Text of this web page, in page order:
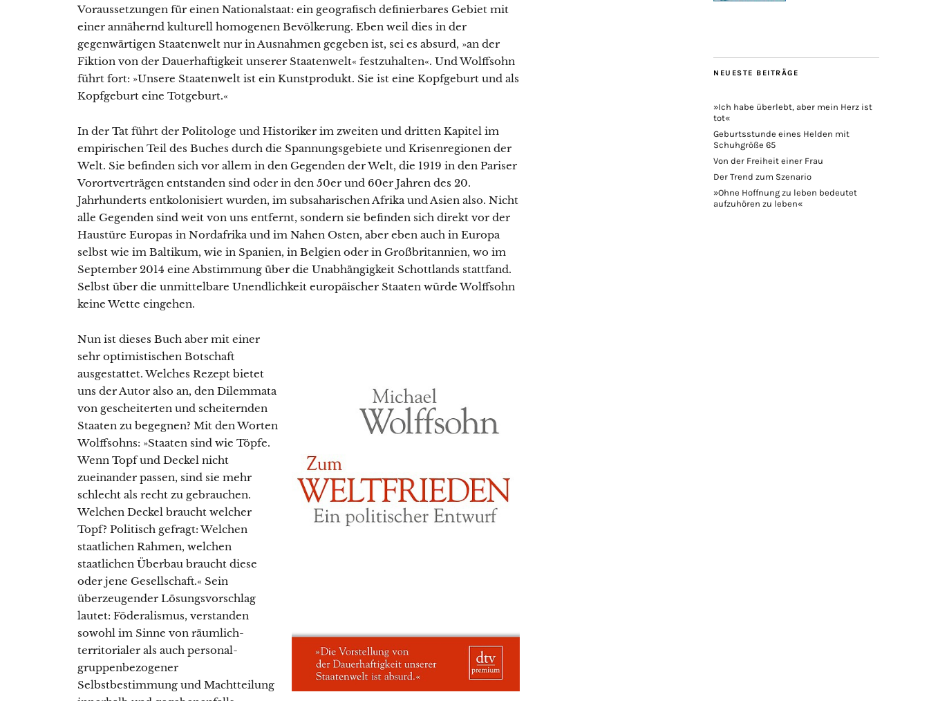
Voraussetzungen für einen Nationalstaat: ein geografisch definierbares Gebiet mit
einer annähernd kulturell homogenen Bevölkerung. Eben weil dies in der
gegenwärtigen Staatenwelt nur in Ausnahmen gegeben ist, sei es absurd, »an der
Fiktion von der Dauerhaftigkeit unserer Staatenwelt« festzuhalten«. Und Wolffsohn
führt fort: »Unsere Staatenwelt ist ein Kunstprodukt. Sie ist eine Kopfgeburt und als
Kopfgeburt eine Totgeburt.«
In der Tat führt der Politologe und Historiker im zweiten und dritten Kapitel im
empirischen Teil des Buches durch die Spannungsgebiete und Krisenregionen der
Welt. Sie befinden sich vor allem in den Gegenden der Welt, die 1919 in den Pariser
Vorortverträgen entstanden sind oder in den 50er und 60er Jahren des 20.
Jahrhunderts entkolonisiert wurden, im subsaharischen Afrika und Asien also. Nicht
alle Gegenden sind weit von uns entfernt, sondern sie befinden sich direkt vor der
Haustüre Europas in Nordafrika und im Nahen Osten, aber eben auch in Europa
selbst wie im Baltikum, wie in Spanien, in Belgien oder in Großbritannien, wo im
September 2014 eine Abstimmung über die Unabhängigkeit Schottlands stattfand.
Selbst über die unmittelbare Unendlichkeit europäischer Staaten würde Wolffsohn
keine Wette eingehen.
Nun ist dieses Buch aber mit einer
sehr optimistischen Botschaft
ausgestattet. Welches Rezept bietet
uns der Autor also an, den Dilemmata
von gescheiterten und scheiternden
Staaten zu begegnen? Mit den Worten
Wolffsohns: »Staaten sind wie Töpfe.
Wenn Topf und Deckel nicht
zueinander passen, sind sie mehr
schlecht als recht zu gebrauchen.
Welchen Deckel braucht welcher
Topf? Politisch gefragt: Welchen
staatlichen Rahmen, welchen
staatlichen Überbau braucht diese
oder jene Gesellschaft.« Sein
überzeugender Lösungsvorschlag
lautet: Föderalismus, verstanden
sowohl im Sinne von räumlich-
territorialer als auch personal-
gruppenbezogener
Selbstbestimmung und Machtteilung
NEUESTE BEITRÄGE
»Ich habe überlebt, aber mein Herz ist
tot«
Geburtsstunde eines Helden mit
Schuhgröße 65
Von der Freiheit einer Frau
Der Trend zum Szenario
»Ohne Hoffnung zu leben bedeutet
aufzuhören zu leben«